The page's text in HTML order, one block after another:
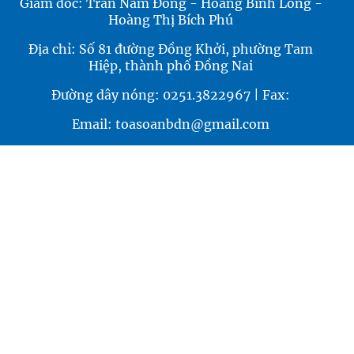
Giám đốc: Trần Nam Đông - Hoàng Bình Long -
Hoàng Thị Bích Phú
Địa chỉ: Số 81 đường Đồng Khởi, phường Tam
Hiệp, thành phố Đồng Nai
Đường dây nóng: 0251.3822967 | Fax:
Email: toasoanbdn@gmail.com